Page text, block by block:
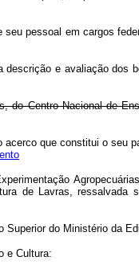
pessoal em cargos
e avaliação
Centro Nacional de
que constitui o
de Lavras,
Superior do Ministério da
e Cultura: